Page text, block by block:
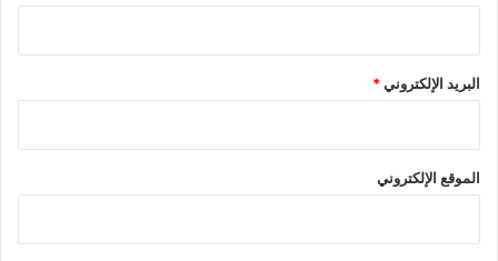
البريد الإلكتروني*
الموقع الإلكتروني